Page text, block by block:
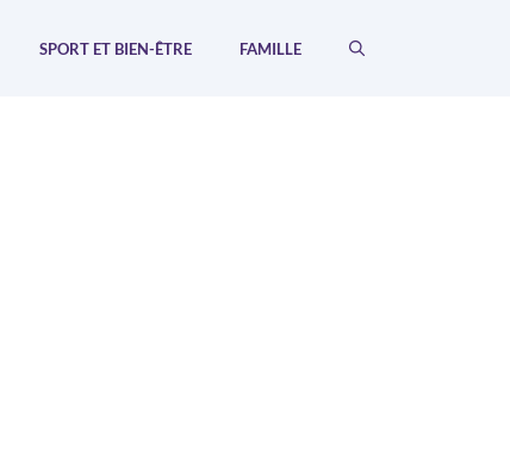
SPORT ET BIEN-ÊTRE FAMILLE